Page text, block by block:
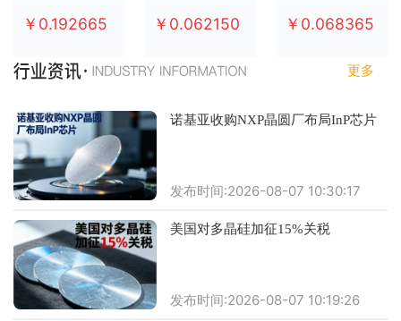
￥0.192665 ￥0.062150 ￥0.068365
更多
诺基亚收购NXP晶圆厂布局InP芯片
发布时间:2026-08-07 10:30:17
美国对多晶硅加征15%关税
发布时间:2026-08-07 10:19:26